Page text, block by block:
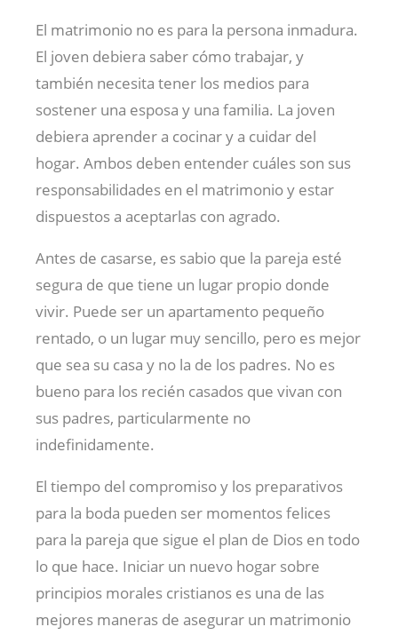
El matrimonio no es para la persona inmadura.
El joven debiera saber cómo trabajar, y
también necesita tener los medios para
sostener una esposa y una familia. La joven
debiera aprender a cocinar y a cuidar del
hogar. Ambos deben entender cuáles son sus
responsabilidades en el matrimonio y estar
dispuestos a aceptarlas con agrado.
Antes de casarse, es sabio que la pareja esté
segura de que tiene un lugar propio donde
vivir. Puede ser un apartamento pequeño
rentado, o un lugar muy sencillo, pero es mejor
que sea su casa y no la de los padres. No es
bueno para los recién casados que vivan con
sus padres, particularmente no
indefinidamente.
El tiempo del compromiso y los preparativos
para la boda pueden ser momentos felices
para la pareja que sigue el plan de Dios en todo
lo que hace. Iniciar un nuevo hogar sobre
principios morales cristianos es una de las
mejores maneras de asegurar un matrimonio